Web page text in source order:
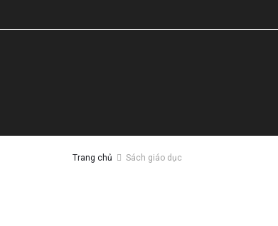
Trang chủ Sách giáo dục